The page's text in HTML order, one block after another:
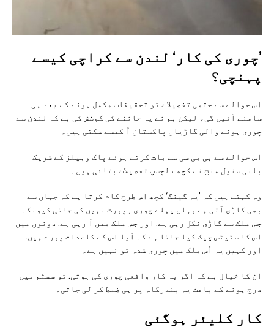
’چوری کی کار‘ لندن سے کراچی کیسے
پہنچی؟
اس حوالے سے حتمی تفصیلات تو تحقیقات مکمل ہونے کے بعد ہی
سامنے آئیں گی، لیکن ہم نے یہ جاننے کی کوشش کی ہے کہ لندن سے
چوری ہونے والی گاڑیاں پاکستان آ کیسے سکتی ہیں۔
اس حوالے سے بی بی سی سے بات کرتے ہوئے پاک وہیلز کے شریک
بانی سنیل منج نے کچھ دلچسپ تفصیلات بتائی ہیں۔
وہ کہتے ہیں کہ ’یہ گینگ‘ کچھ اس طرح کام کرتا ہے کہ جہاں سے
بھی گاڑی آتی ہے وہاں پہلے چوری رپورٹ نہیں کی جاتی کیونکہ
جس ملک سے گاڑی نکل رہی ہے. اور جس ملک میں آ رہی ہے. دونوں میں
اس کا سٹیٹس چیک کیا جاتا ہے کہ آیا اس کے کاغذات پورے ہیں.
اور کہیں یہ اُس ملک میں چوری شدہ تو نہیں ہے۔
ان کا خیال ہے کہ اگر یہ کار واقعی چوری کی ہوتی. تو سسٹم میں
درج ہونے کے باعث یہ بندرگاہ پر ہی ضبط کر لی جاتی۔
کار کلیئر ہوگئی